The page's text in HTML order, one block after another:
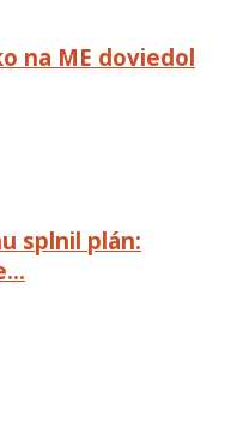
na ME doviedol
splnil plán: